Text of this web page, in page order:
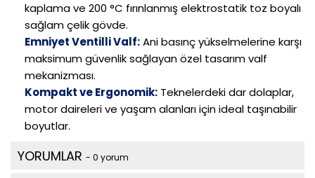
kaplama ve 200 °C fırınlanmış elektrostatik toz boyalı
sağlam çelik gövde.
Emniyet Ventilli Valf:Ani basınç yükselmelerine karşı
maksimum güvenlik sağlayan özel tasarım valf
mekanizması.
Kompakt ve Ergonomik: Teknelerdeki dar dolaplar,
motor daireleri ve yaşam alanları için ideal taşınabilir
boyutlar.
YORUMLAR - 0 yorum